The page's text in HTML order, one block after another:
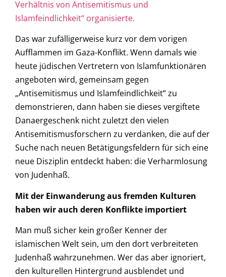
Verhältnis von Antisemitismus und
Islamfeindlichkeit“ organisierte.
Das war zufälligerweise kurz vor dem vorigen
Aufflammen im Gaza-Konflikt. Wenn damals wie
heute jüdischen Vertretern von Islamfunktionären
angeboten wird, gemeinsam gegen
„Antisemitismus und Islamfeindlichkeit“ zu
demonstrieren, dann haben sie dieses vergiftete
Danaergeschenk nicht zuletzt den vielen
Antisemitismusforschern zu verdanken, die auf der
Suche nach neuen Betätigungsfeldern für sich eine
neue Disziplin entdeckt haben: die Verharmlosung
von Judenhaß.
Mit der Einwanderung aus fremden Kulturen
haben wir auch deren Konflikte importiert
Man muß sicher kein großer Kenner der
islamischen Welt sein, um den dort verbreiteten
Judenhaß wahrzunehmen. Wer das aber ignoriert,
den kulturellen Hintergrund ausblendet und